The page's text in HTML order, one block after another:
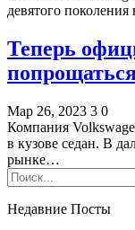
девятого
Теперь
Мар 26, 2023 3 0
Компания
в кузове седан. В
рынке…
Недавние Посты